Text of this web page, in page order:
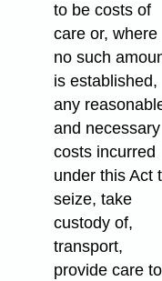
to be costs of
care or, where
no such
is established,
any
and necessary
costs incurred
under this Act
seize, take
custody of,
transport,
provide care